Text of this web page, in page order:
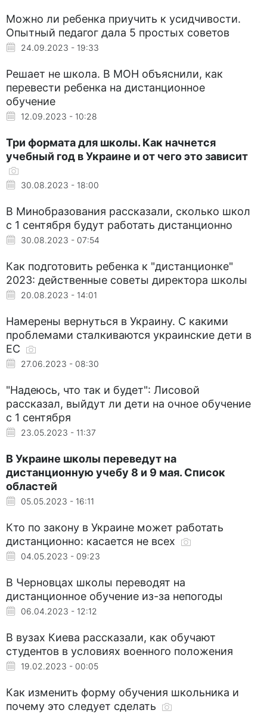
Можно ли ребенка приучить к усидчивости.
Опытный педагог дала 5 простых советов
24.09.2023 - 19:33
Решает не школа. В МОН объяснили, как
перевести ребенка на дистанционное
обучение
12.09.2023 - 10:28
Три формата для школы. Как начнется
учебный год в Украине и от чего это зависит
30.08.2023 - 18:00
В Минобразования рассказали, сколько школ
с 1 сентября будут работать дистанционно
30.08.2023 - 07:54
Как подготовить ребенка к "дистанционке"
2023: действенные советы директора школы
20.08.2023 - 14:01
Намерены вернуться в Украину. С какими
проблемами сталкиваются украинские дети в
ЕС
27.06.2023 - 08:30
"Надеюсь, что так и будет": Лисовой
рассказал, выйдут ли дети на очное обучение
с 1 сентября
23.05.2023 - 11:37
В Украине школы переведут на
дистанционную учебу 8 и 9 мая. Список
областей
05.05.2023 - 16:11
Кто по закону в Украине может работать
дистанционно: касается не всех
04.05.2023 - 09:23
В Черновцах школы переводят на
дистанционное обучение из-за непогоды
06.04.2023 - 12:12
В вузах Киева рассказали, как обучают
студентов в условиях военного положения
19.02.2023 - 00:05
Как изменить форму обучения школьника и
почему это следует сделать